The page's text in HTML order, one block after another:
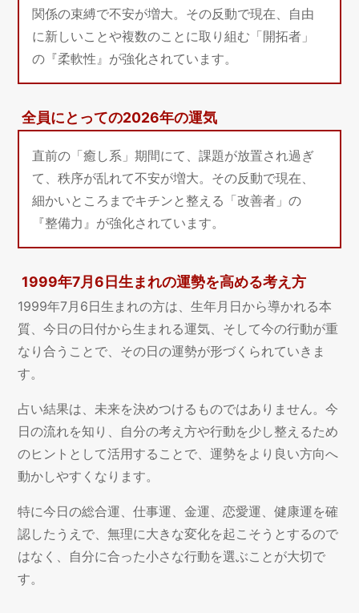
関係の束縛で不安が増大。その反動で現在、自由
に新しいことや複数のことに取り組む「開拓者」
の『柔軟性』が強化されています。
全員にとっての2026年の運気
直前の「癒し系」期間にて、課題が放置され過ぎ
て、秩序が乱れて不安が増大。その反動で現在、
細かいところまでキチンと整える「改善者」の
『整備力』が強化されています。
1999年7月6日生まれの運勢を高める考え方
1999年7月6日生まれの方は、生年月日から導かれる本
質、今日の日付から生まれる運気、そして今の行動が重
なり合うことで、その日の運勢が形づくられていきま
す。
占い結果は、未来を決めつけるものではありません。今
日の流れを知り、自分の考え方や行動を少し整えるため
のヒントとして活用することで、運勢をより良い方向へ
動かしやすくなります。
特に今日の総合運、仕事運、金運、恋愛運、健康運を確
認したうえで、無理に大きな変化を起こそうとするので
はなく、自分に合った小さな行動を選ぶことが大切で
す。